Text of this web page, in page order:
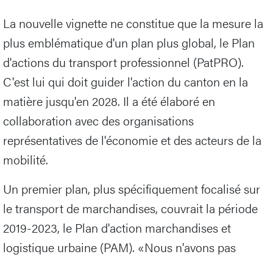
La nouvelle vignette ne constitue que la mesure la
plus emblématique d'un plan plus global, le Plan
d'actions du transport professionnel (PatPRO).
C'est lui qui doit guider l'action du canton en la
matière jusqu'en 2028. Il a été élaboré en
collaboration avec des organisations
représentatives de l'économie et des acteurs de la
mobilité.
Un premier plan, plus spécifiquement focalisé sur
le transport de marchandises, couvrait la période
2019-2023, le Plan d'action marchandises et
logistique urbaine (PAM). «Nous n'avons pas